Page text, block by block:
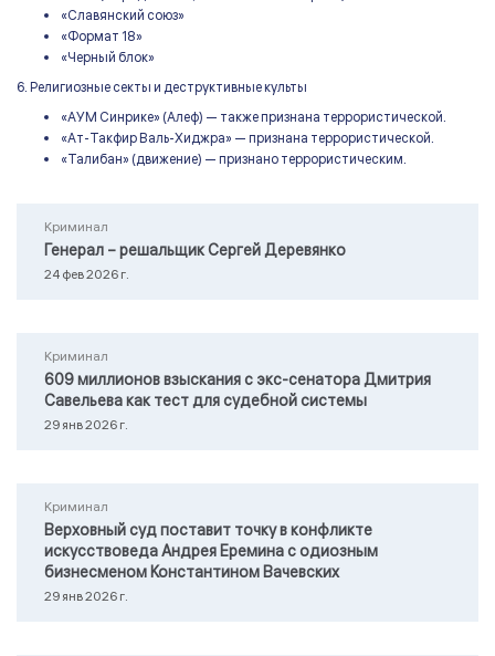
«Славянский союз»
«Формат 18»
«Черный блок»
6. Религиозные секты и деструктивные культы
«АУМ Синрике» (Алеф) — также признана террористической.
«Ат-Такфир Валь-Хиджра» — признана террористической.
«Талибан» (движение) — признано террористическим.
Криминал
Генерал – решальщик Сергей Деревянко
24 фев 2026 г.
Криминал
609 миллионов взыскания с экс-сенатора Дмитрия
Савельева как тест для судебной системы
29 янв 2026 г.
Криминал
Верховный суд поставит точку в конфликте
искусствоведа Андрея Еремина с одиозным
бизнесменом Константином Вачевских
29 янв 2026 г.